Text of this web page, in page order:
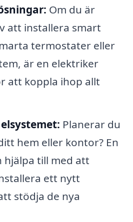
Om du är
att installera smart
termostater eller
är en elektriker
att koppla ihop allt
Planerar du
hem eller kontor? En
hjälpa till med att
ett nytt
stödja de nya